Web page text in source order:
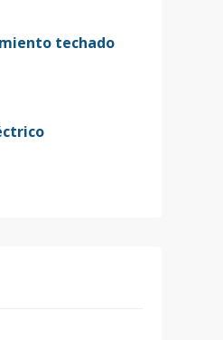
techado